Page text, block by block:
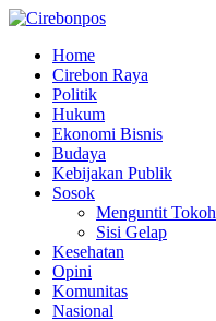
Home
Cirebon Raya
Politik
Hukum
Ekonomi Bisnis
Budaya
Kebijakan Publik
Sosok
Menguntit Tokoh
Sisi Gelap
Kesehatan
Opini
Komunitas
Nasional